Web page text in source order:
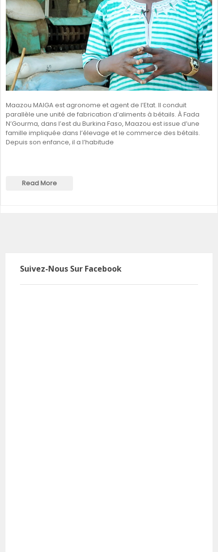
Maazou MAIGA est agronome et agent de l’Etat. Il conduit
parallèle une unité de fabrication d’aliments à bétails. À Fada
N’Gourma, dans l’est du Burkina Faso, Maazou est issue d’une
famille impliquée dans l’élevage et le commerce des bétails.
Depuis son enfance, il a l’habitude
Read More
Suivez-Nous Sur Facebook